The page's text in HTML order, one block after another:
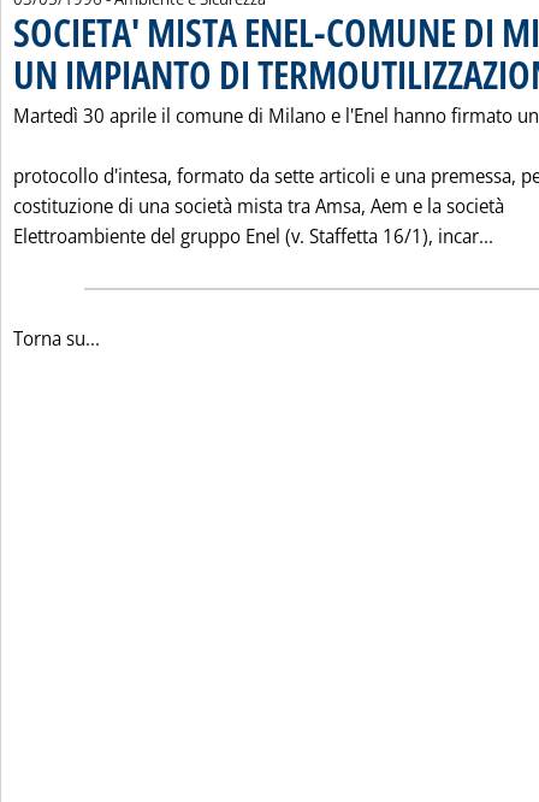
SOCIETA' MISTA ENEL-COMUNE DI
UN IMPIANTO DI
Martedì 30 aprile il comune di Milano e l'Enel hanno firmato un
protocollo d'intesa, formato da sette articoli e una premessa,
costituzione di una società mista tra Amsa, Aem e la società
Elettroambiente del gruppo Enel (v. Staffetta 16/1), incar...
Torna su...